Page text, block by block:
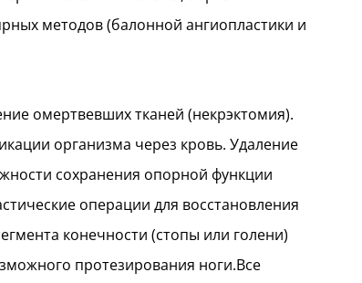
методов (балонной ангиопластики и
омертвевших тканей (некрэктомия).
организма через кровь. Удаление
сохранения опорной функции
операции для восстановления
конечности (стопы или голени)
протезирования ноги.Все